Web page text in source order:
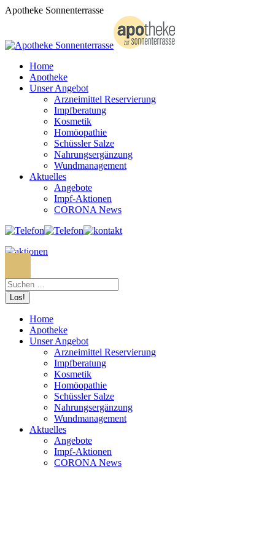
Zum
Apotheke Sonnenterrasse
Home
Apotheke
Unser Angebot
Arzneimittel Reservierung
Impfberatung
Kosmetik
Homöopathie
Schüssler Salze
Nahrungsergänzung
Wundmanagement
Aktuelles
Angebote
Impf-Aktionen
CORONA News
Home
Apotheke
Unser Angebot
Arzneimittel Reservierung
Impfberatung
Kosmetik
Homöopathie
Schüssler Salze
Nahrungsergänzung
Wundmanagement
Aktuelles
Angebote
Impf-Aktionen
CORONA News